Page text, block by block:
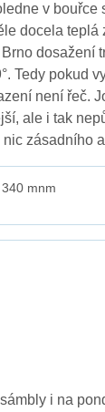
v bouřce
docela teplá
dosažení
Tedy pokud
není řeč.
ale i tak
nic zásadního
mnm
i na